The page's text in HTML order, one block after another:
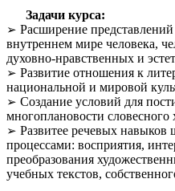
Задачи курса:
Расширение
внутреннем мире человека,
духовно-нравственных и
Развитие отношения к
национальной и мировой
Создание условий для
многоплановости словесного
Развитее речевых навыков
процессами: восприятия,
преобразования
учебных текстов,